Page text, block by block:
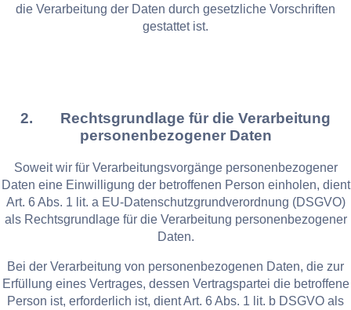
die Verarbeitung der Daten durch gesetzliche Vorschriften
gestattet ist.
2. Rechtsgrundlage für die Verarbeitung
personenbezogener Daten
Soweit wir für Verarbeitungsvorgänge personenbezogener
Daten eine Einwilligung der betroffenen Person einholen, dient
Art. 6 Abs. 1 lit. a EU-Datenschutzgrundverordnung (DSGVO)
als Rechtsgrundlage für die Verarbeitung personenbezogener
Daten.
Bei der Verarbeitung von personenbezogenen Daten, die zur
Erfüllung eines Vertrages, dessen Vertragspartei die betroffene
Person ist, erforderlich ist, dient Art. 6 Abs. 1 lit. b DSGVO als